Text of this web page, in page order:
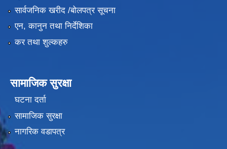
सार्वजनिक खरीद /बोलपत्र सूचना
एन, कानुन तथा निर्देशिका
कर तथा शुल्कहरु
सामाजिक सुरक्षा
घटना दर्ता
सामाजिक सुरक्षा
नागरिक वडापत्र